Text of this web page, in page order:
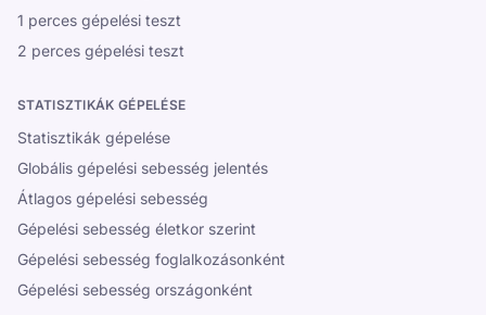
1 perces gépelési teszt
2 perces gépelési teszt
STATISZTIKÁK GÉPELÉSE
Statisztikák gépelése
Globális gépelési sebesség jelentés
Átlagos gépelési sebesség
Gépelési sebesség életkor szerint
Gépelési sebesség foglalkozásonként
Gépelési sebesség országonként